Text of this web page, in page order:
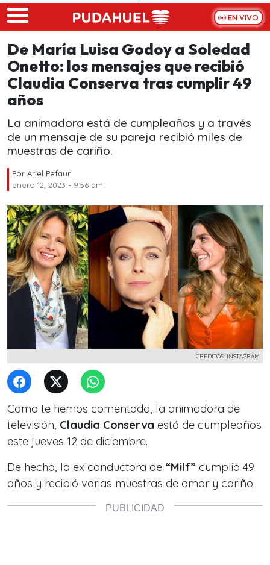
Skip to main content
EN VIVO
De María Luisa Godoy a Soledad
Onetto: los mensajes que recibió
Claudia Conserva tras cumplir 49
años
La animadora está de cumpleaños y a través
de un mensaje de su pareja recibió miles de
muestras de cariño.
Por Ariel Pefaur
enero 12, 2023 - 9:56 am
CRÉDITOS: INSTAGRAM
Como te hemos comentado, la animadora de
televisión, Claudia Conserva está de cumpleaños
este jueves 12 de diciembre.
De hecho, la ex conductora de “Milf” cumplió 49
años y recibió varias muestras de amor y cariño.